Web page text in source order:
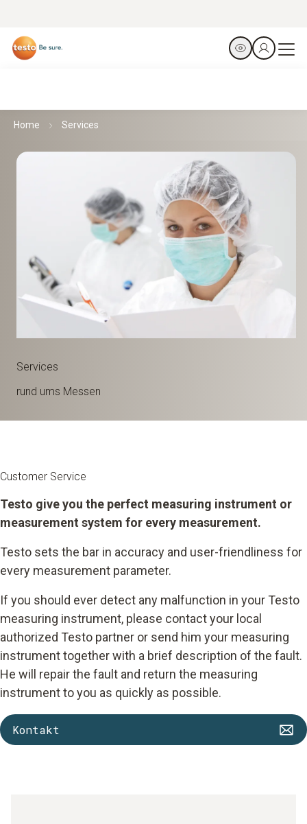
Home Services
Services
rund ums Messen
Customer Service
Testo give you the perfect measuring instrument or
measurement system for every measurement.
Testo sets the bar in accuracy and user-friendliness for
every measurement parameter.
If you should ever detect any malfunction in your Testo
measuring instrument, please contact your local
authorized Testo partner or send him your measuring
instrument together with a brief description of the fault.
He will repair the fault and return the measuring
instrument to you as quickly as possible.
Kontakt